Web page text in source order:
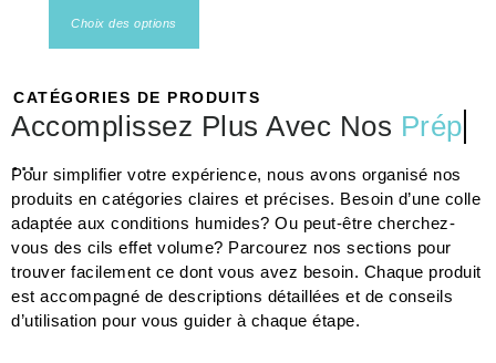
Choix des options
CATÉGORIES DE PRODUITS
Accomplissez Plus Avec Nos
Préparateur
Pour simplifier votre expérience, nous avons organisé nos
produits en catégories claires et précises. Besoin d’une colle
adaptée aux conditions humides? Ou peut-être cherchez-
vous des cils effet volume? Parcourez nos sections pour
trouver facilement ce dont vous avez besoin. Chaque produit
est accompagné de descriptions détaillées et de conseils
d’utilisation pour vous guider à chaque étape.